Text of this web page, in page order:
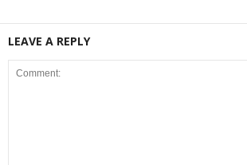
LEAVE A REPLY